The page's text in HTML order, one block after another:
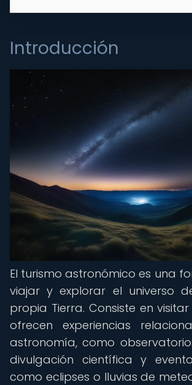
Introducción
El turismo astronómico es una
viajar y explorar el universo
propia Tierra. Consiste en
ofrecen experiencias
astronomía, como
divulgación científica y
como eclipses o lluvias de